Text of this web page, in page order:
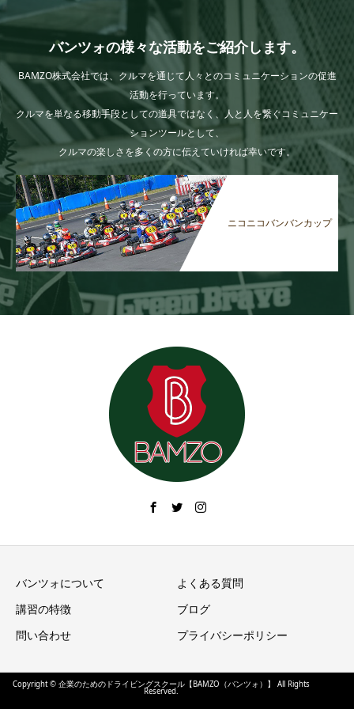
バンツォの様々な活動をご紹介します。
BAMZO株式会社では、クルマを通じて人々とのコミュニケーションの促進
活動を行っています。
クルマを単なる移動手段としての道具ではなく、人と人を繋ぐコミュニケー
ションツールとして、
クルマの楽しさを多くの方に伝えていければ幸いです。
ニコニコバンバンカップ
バンツォについて
よくある質問
講習の特徴
ブログ
問い合わせ
プライバシーポリシー
Copyright © 企業のためのドライビングスクール【BAMZO（バンツォ）】 All Rights
Reserved.